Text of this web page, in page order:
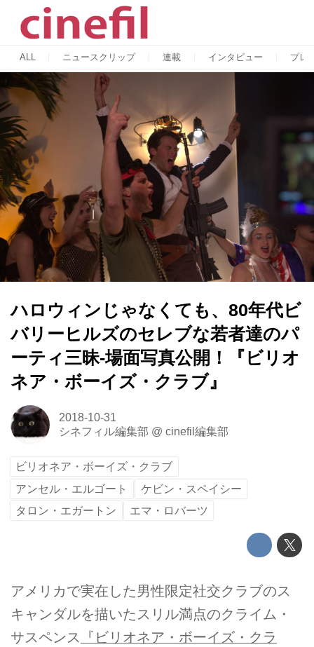
ALL ニュースクリップ 連載 インタビュー プレ
ハロウィンじゃなくても、80年代ビ
バリーヒルズのセレブな若者達のパ
ーティ三昧-場面写真公開！『ビリオ
ネア・ボーイズ・クラブ』
2018-10-31
シネフィル編集部 @ cinefil編集部
ビリオネア・ボーイズ・クラブ
アンセル・エルゴート
ケビン・スペイシー
タロン・エガートン
エマ・ロバーツ
アメリカで実在した男性限定社交クラブのス
キャンダルを描いたスリル満点のクライム・
サスペンス
『ビリオネア・ボーイズ・クラ